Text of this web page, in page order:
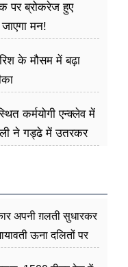
पर ब्रोकरेज हुए
मन!
के मौसम में बढ़ा
कर्मयोगी एन्क्लेव में
ने गड्ढे में उतरकर
अपनी ग़लती सुधारकर
ऊना दलितों पर